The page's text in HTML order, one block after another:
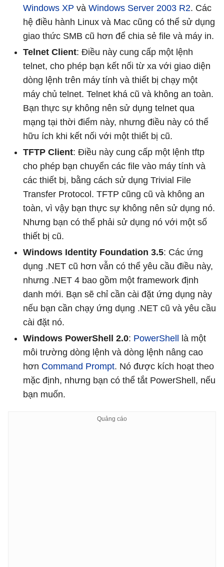
Windows XP và Windows Server 2003 R2. Các
hệ điều hành Linux và Mac cũng có thể sử dụng
giao thức SMB cũ hơn để chia sẻ file và máy in.
Telnet Client: Điều này cung cấp một lệnh
telnet, cho phép bạn kết nối từ xa với giao diện
dòng lệnh trên máy tính và thiết bị chạy một
máy chủ telnet. Telnet khá cũ và không an toàn.
Bạn thực sự không nên sử dụng telnet qua
mạng tại thời điểm này, nhưng điều này có thể
hữu ích khi kết nối với một thiết bị cũ.
TFTP Client: Điều này cung cấp một lệnh tftp
cho phép bạn chuyển các file vào máy tính và
các thiết bị, bằng cách sử dụng Trivial File
Transfer Protocol. TFTP cũng cũ và không an
toàn, vì vậy bạn thực sự không nên sử dụng nó.
Nhưng bạn có thể phải sử dụng nó với một số
thiết bị cũ.
Windows Identity Foundation 3.5: Các ứng
dụng .NET cũ hơn vẫn có thể yêu cầu điều này,
nhưng .NET 4 bao gồm một framework định
danh mới. Bạn sẽ chỉ cần cài đặt ứng dụng này
nếu bạn cần chạy ứng dụng .NET cũ và yêu cầu
cài đặt nó.
Windows PowerShell 2.0: PowerShell
là một
môi trường dòng lệnh và dòng lệnh nâng cao
hơn Command Prompt. Nó được kích hoạt theo
mặc định, nhưng bạn có thể tắt PowerShell, nếu
bạn muốn.